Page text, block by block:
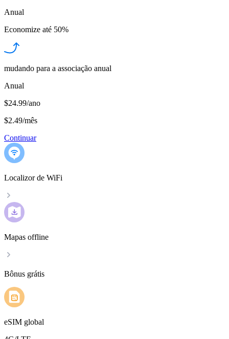
Anual
Economize até 50%
mudando para a associação anual
Anual
$24.99/ano
$2.49/mês
Continuar
Localizor de WiFi
Mapas offline
Bônus grátis
eSIM global